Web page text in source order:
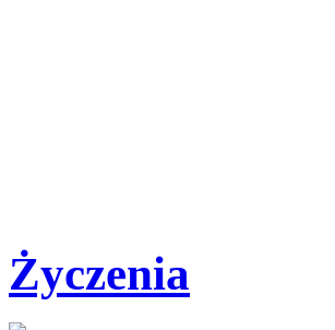
Życzenia